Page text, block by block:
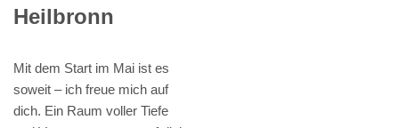
Heilbronn
Mit dem Start im Mai ist es
soweit – ich freue mich auf
dich. Ein Raum voller Tiefe